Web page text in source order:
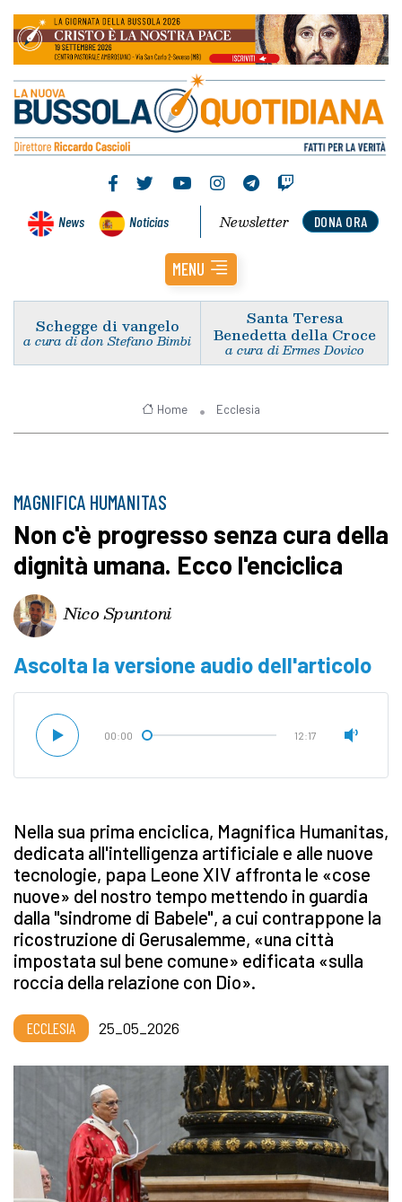
News Noticias DONA ORA
Newsletter
MENU
Schegge di vangelo
a cura di don Stefano Bimbi
Santa Teresa
Benedetta della Croce
a cura di Ermes Dovico
Home Ecclesia
MAGNIFICA HUMANITAS
Non c'è progresso senza cura della
dignità umana. Ecco l'enciclica
Nico Spuntoni
Ascolta la versione audio dell'articolo
00:00 12:17
Nella sua prima enciclica, Magnifica Humanitas,
dedicata all'intelligenza artificiale e alle nuove
tecnologie, papa Leone XIV affronta le «cose
nuove» del nostro tempo mettendo in guardia
dalla "sindrome di Babele", a cui contrappone la
ricostruzione di Gerusalemme, «una città
impostata sul bene comune» edificata «sulla
roccia della relazione con Dio».
ECCLESIA 25_05_2026